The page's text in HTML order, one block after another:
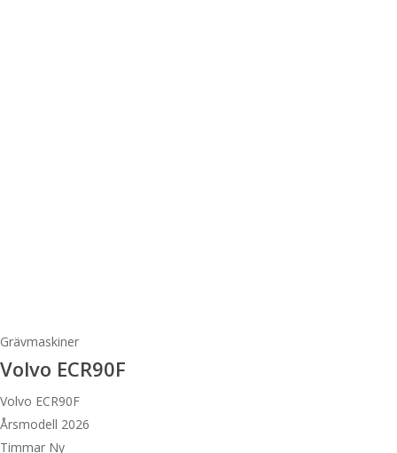
Grävmaskiner
Volvo ECR90F
Volvo ECR90F
Årsmodell 2026
Timmar Ny